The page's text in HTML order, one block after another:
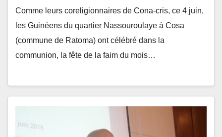
Comme leurs coreligionnaires de Cona-cris, ce 4 juin,
les Guinéens du quartier Nassouroulaye à Cosa
(commune de Ratoma) ont célébré dans la
communion, la fête de la faim du mois…